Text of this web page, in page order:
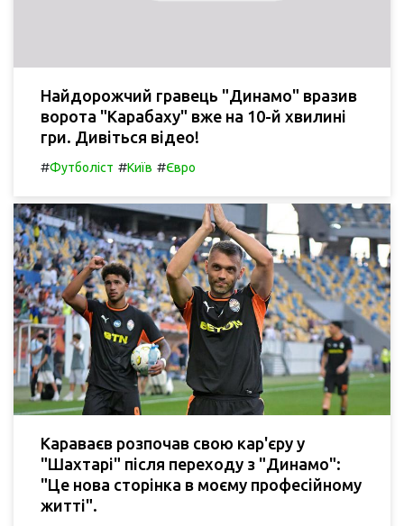
Найдорожчий гравець "Динамо" вразив
ворота "Карабаху" вже на 10-й хвилині
гри. Дивіться відео!
#Футболіст #Київ #Євро
Караваєв розпочав свою кар'єру у
"Шахтарі" після переходу з "Динамо":
"Це нова сторінка в моєму професійному
житті".